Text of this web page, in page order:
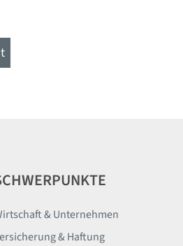
& Unternehmen
& Haftung